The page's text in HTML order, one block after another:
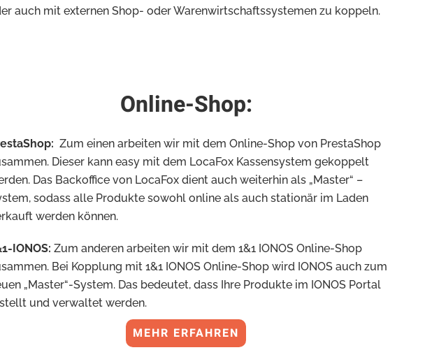
auch mit externen Shop- oder Warenwirtschaftssystemen zu koppeln.
Online-Shop:
Zum einen arbeiten wir mit dem Online-Shop von PrestaShop
Dieser kann easy mit dem LocaFox Kassensystem gekoppelt
Das Backoffice von LocaFox dient auch weiterhin als „Master“ –
sodass alle Produkte sowohl online als auch stationär im Laden
werden können.
IONOS: Zum anderen arbeiten wir mit dem 1&1 IONOS Online-Shop
Bei Kopplung mit 1&1 IONOS Online-Shop wird IONOS auch zum
„Master“-System. Das bedeutet, dass Ihre Produkte im IONOS Portal
und verwaltet werden.
MEHR ERFAHREN